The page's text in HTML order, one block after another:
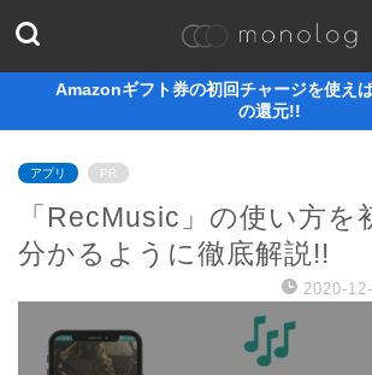
Amazonギフト券の初回チャージを使え
の還元!!
アプリ PR
「RecMusic」の使い方を
分かるように徹底解説!!
2020-